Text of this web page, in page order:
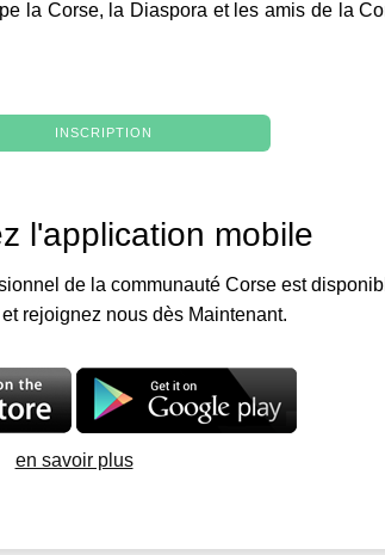
la Corse, la Diaspora et les amis de la
INSCRIPTION
l'application mobile
de la communauté Corse est
rejoignez nous dès Maintenant.
en savoir plus